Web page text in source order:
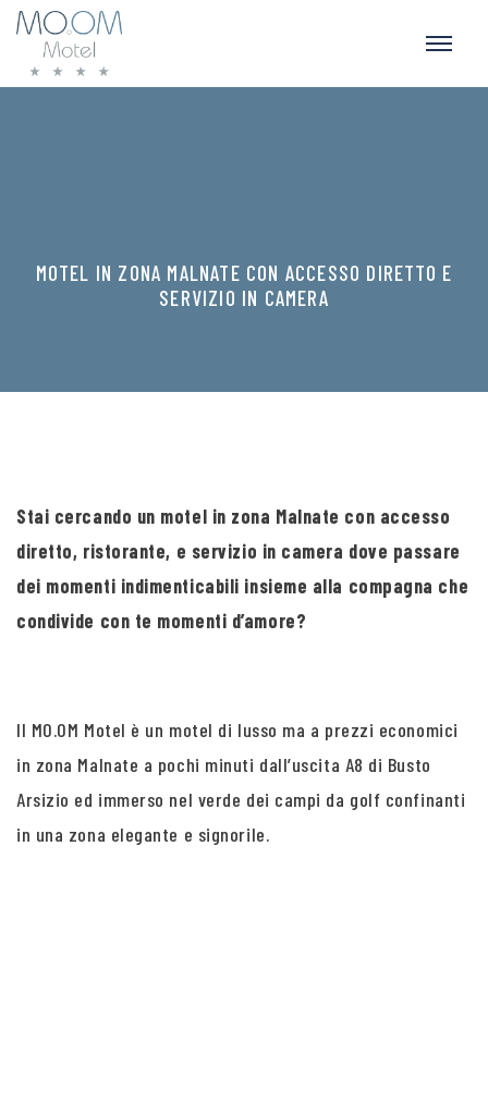
MOTEL IN ZONA MALNATE CON ACCESSO DIRETTO E
SERVIZIO IN CAMERA
Stai cercando un motel in zona Malnate con accesso
diretto, ristorante, e servizio in camera dove passare
dei momenti indimenticabili insieme alla compagna che
condivide con te momenti d’amore?
Il MO.OM Motel è un motel di lusso ma a prezzi economici
in zona Malnate a pochi minuti dall’uscita A8 di Busto
Arsizio ed immerso nel verde dei campi da golf confinanti
in una zona elegante e signorile.